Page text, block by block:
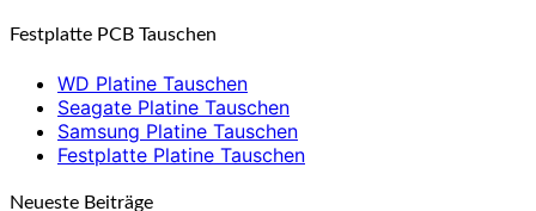
Festplatte PCB Tauschen
WD Platine Tauschen
Seagate Platine Tauschen
Samsung Platine Tauschen
Festplatte Platine Tauschen
Neueste Beiträge